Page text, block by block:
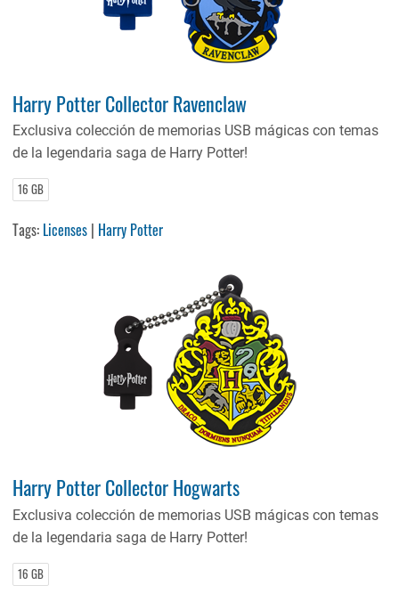
Harry Potter Collector Ravenclaw
Exclusiva colección de memorias USB mágicas con temas
de la legendaria saga de Harry Potter!
16 GB
Tags: Licenses | Harry Potter
Harry Potter Collector Hogwarts
Exclusiva colección de memorias USB mágicas con temas
de la legendaria saga de Harry Potter!
16 GB